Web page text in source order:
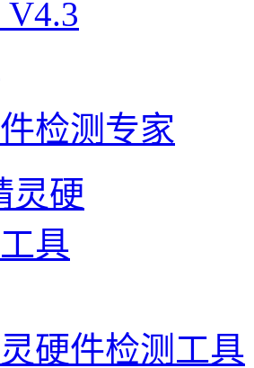
检测专家
硬件检测工具